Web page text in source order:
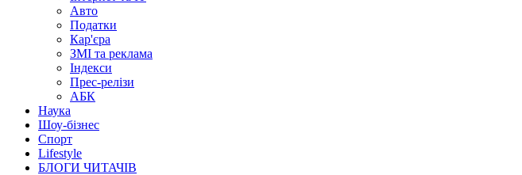
Авто
Податки
Кар'єра
ЗМІ та реклама
Індекси
Прес-релізи
АБК
Наука
Шоу-бізнес
Спорт
Lifestyle
БЛОГИ ЧИТАЧІВ